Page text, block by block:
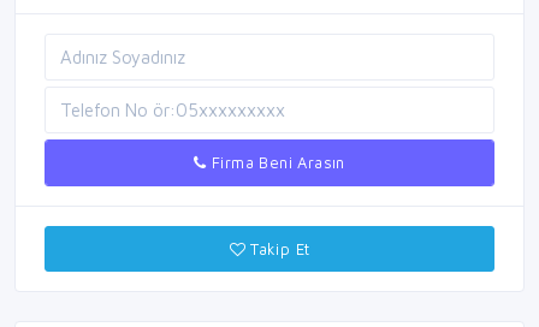
Firma Beni Arasın
Takip Et